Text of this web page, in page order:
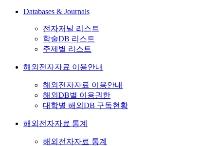
Databases & Journals
전자저널 리스트
학술DB 리스트
주제별 리스트
해외전자자료 이용안내
해외전자자료 이용안내
해외DB별 이용권한
대학별 해외DB 구독현황
해외전자자료 통계
해외전자자료 통계